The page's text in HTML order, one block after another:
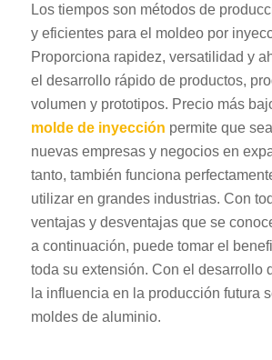
Los tiempos son métodos de
y eficientes para el moldeo por
Proporciona rapidez, versatilidad y
el desarrollo rápido de productos,
volumen y prototipos. Precio más
molde de inyección permite que
nuevas empresas y negocios en
tanto, también funciona
utilizar en grandes industrias. Con
ventajas y desventajas que se
a continuación, puede tomar el
toda su extensión. Con el desarrollo
la influencia en la producción futura
moldes de aluminio.
PT
DA
FI
NB
SV
HU
RO